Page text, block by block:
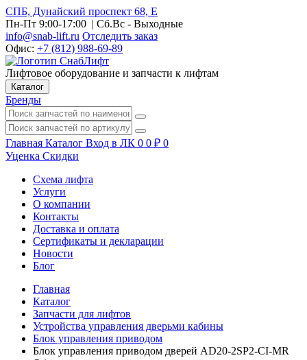
СПБ, Дунайский проспект 68, Е
Пн-Пт 9:00-17:00 | Сб.Вс - Выходные
info@snab-lift.ru Отследить заказ
Офис: +7 (812) 988-69-89
Лифтовое оборудование и запчасти к лифтам
Каталог
Бренды
Главная Каталог Вход в ЛК 0 0 ₽ 0
Уценка Скидки
Схема лифта
Услуги
О компании
Контакты
Доставка и оплата
Сертификаты и декларации
Новости
Блог
Главная
Каталог
Запчасти для лифтов
Устройства управления дверьми кабины
Блок управления приводом
Блок управления приводом дверей AD20-2SP2-CI-MR